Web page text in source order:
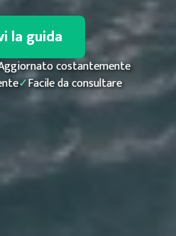
la guida
costantemente
✓Facile da consultare